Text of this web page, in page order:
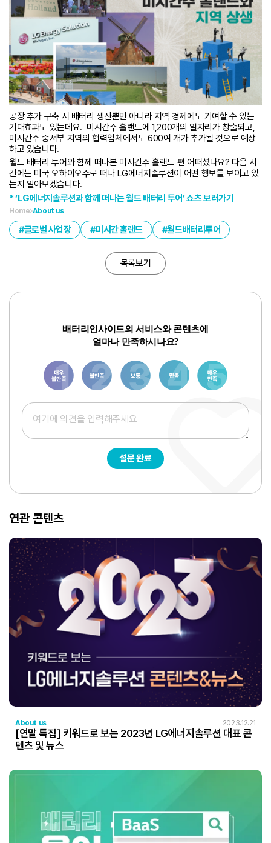
공장 추가 구축 시 배터리 생산뿐만 아니라 지역 경제에도 기여할 수 있는
기대효과도 있는데요. 미시간주 홀랜드에 1,200개의 일자리가 창출되고,
미시간주 중서부 지역의 협력업체에서도 600여 개가 추가될 것으로 예상
하고 있습니다.
월드 배터리 투어와 함께 떠나본 미시간주 홀랜드 편 어떠셨나요? 다음 시
간에는 미국 오하이오주로 떠나 LG에너지솔루션이 어떤 행보를 보이고 있
는지 알아보겠습니다.
* ‘LG에너지솔루션과 함께 떠나는 월드 배터리 투어’ 쇼츠 보러가기
Home About us
글로벌 사업장 미시간 홀랜드 월드배터리투어
목록보기
배터리인사이드의 서비스와 콘텐츠에
얼마나 만족하시나요?
1 3 6 8 10
설문 완료
연관 콘텐츠
About us 2023.12.21
[연말 특집] 키워드로 보는 2023년 LG에너지솔루션 대표 콘
텐츠 및 뉴스